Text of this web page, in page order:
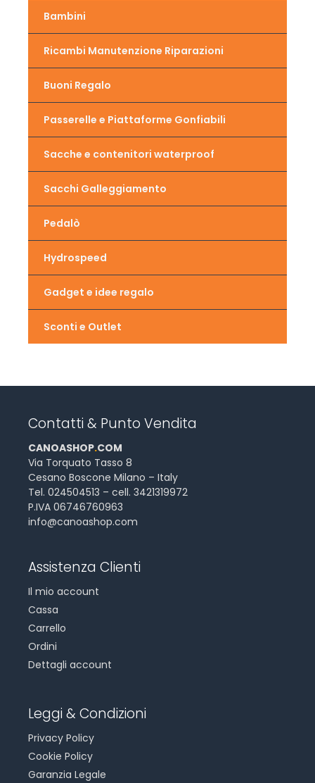
Bambini
Ricambi Manutenzione Riparazioni
Buoni Regalo
Passerelle e Piattaforme Gonfiabili
Sacche e contenitori waterproof
Sacchi Galleggiamento
Pedalò
Hydrospeed
Gadget e idee regalo
Sconti e Outlet
Contatti & Punto Vendita
CANOASHOP.COM
Via Torquato Tasso 8
Cesano Boscone Milano – Italy
Tel. 024504513 – cell. 3421319972
P.IVA 06746760963
info@canoashop.com
Assistenza Clienti
Il mio account
Cassa
Carrello
Ordini
Dettagli account
Leggi & Condizioni
Privacy Policy
Cookie Policy
Garanzia Legale